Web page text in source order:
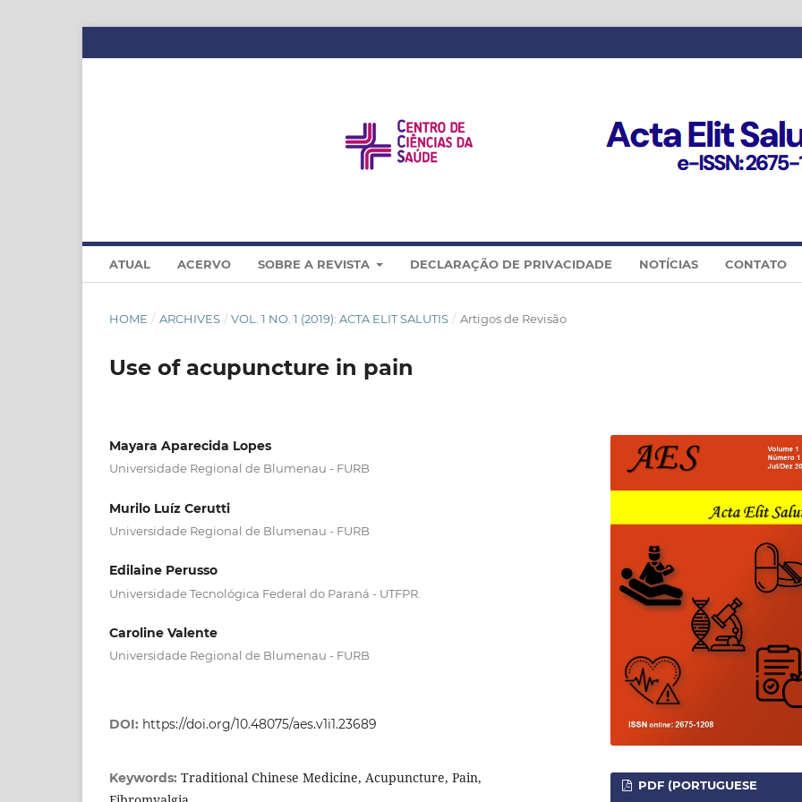
ATUAL ACERVO SOBRE A REVISTA DECLARAÇÃO DE PRIVACIDADE NOTÍCIAS CONTATO
HOME / ARCHIVES / VOL. 1 NO. 1 (2019): ACTA ELIT SALUTIS / Artigos de Revisão
Use of acupuncture in pain
Mayara Aparecida Lopes
Universidade Regional de Blumenau - FURB
Murilo Luíz Cerutti
Universidade Regional de Blumenau - FURB
Edilaine Perusso
Universidade Tecnológica Federal do Paraná - UTFPR.
Caroline Valente
Universidade Regional de Blumenau - FURB
DOI: https://doi.org/10.48075/aes.v1i1.23689
Keywords: Traditional Chinese Medicine, Acupuncture, Pain,
PDF (PORTUGUESE